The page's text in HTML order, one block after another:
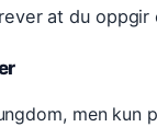
at du
men kun